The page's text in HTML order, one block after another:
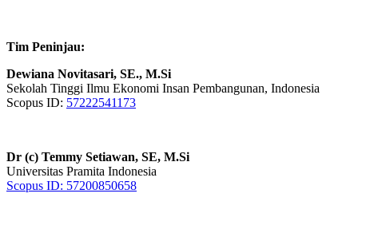
Tim Peninjau:
Dewiana Novitasari, SE., M.Si
Sekolah Tinggi Ilmu Ekonomi Insan Pembangunan, Indonesia
Scopus ID: 57222541173
Dr (c) Temmy Setiawan, SE, M.Si
Universitas Pramita Indonesia
Scopus ID: 57200850658